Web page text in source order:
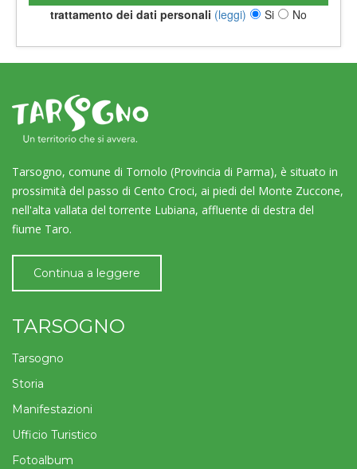
trattamento dei dati personali (leggi) Si No
Tarsogno, comune di Tornolo (Provincia di Parma), è situato in
prossimità del passo di Cento Croci, ai piedi del Monte Zuccone,
nell'alta vallata del torrente Lubiana, affluente di destra del
fiume Taro.
Continua a leggere
TARSOGNO
Tarsogno
Storia
Manifestazioni
Ufficio Turistico
Fotoalbum